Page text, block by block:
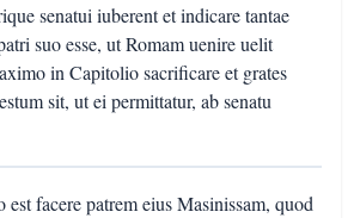
senatui iuberent et indicare tantae
suo esse, ut Romam uenire uelit
in Capitolio sacrificare et grates
sit, ut ei permittatur, ab senatu
est facere patrem eius Masinissam, quod